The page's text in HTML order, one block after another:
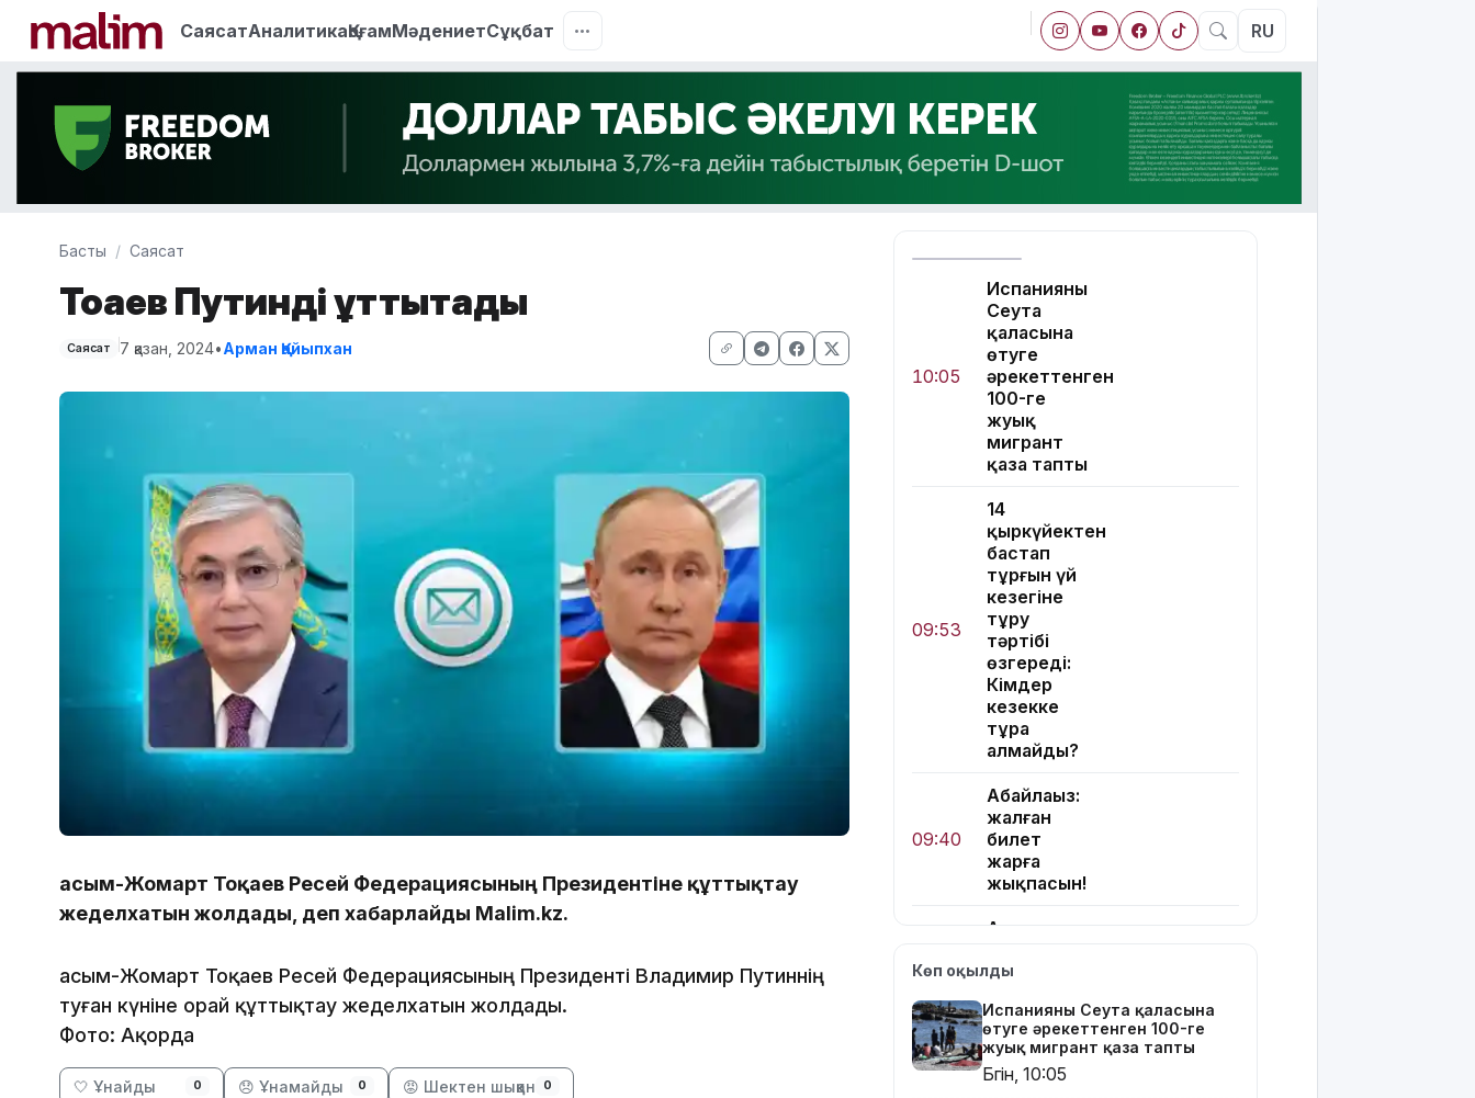
СаясатАналитикаҚоғамМәдениетСұқбат RU
Басты Саясат
Тоқаев Путинді құттықтады
Саясат 7 қазан, 2024•Арман Қайыпхан
Қасым-Жомарт Тоқаев Ресей Федерациясының Президентіне құттықтау
жеделхатын жолдады, деп хабарлайды Malim.kz.
Қасым-Жомарт Тоқаев Ресей Федерациясының Президенті Владимир Путиннің
туған күніне орай құттықтау жеделхатын жолдады.
Фото: Ақорда
🤍 Ұнайды 0 😞 Ұнамайды 0 😡 Шектен шыққан 0
10:05
Испанияның
Сеута
қаласына
өтуге
әрекеттенген
100-ге
жуық
мигрант
қаза тапты
09:53
14
қыркүйектен
бастап
тұрғын үй
кезегіне
тұру
тәртібі
өзгереді:
Кімдер
кезекке
тұра
алмайды?
09:40
Абайлаңыз:
жалған
билет
жарға
жықпасын!
09:40
Алматы
сотталушы
айта
алмағандықтан,
үкімнің күші
жойылды
Көп оқылды
Испанияның Сеута қаласына
өтуге әрекеттенген 100-ге
жуық мигрант қаза тапты
Бүгін, 10:05